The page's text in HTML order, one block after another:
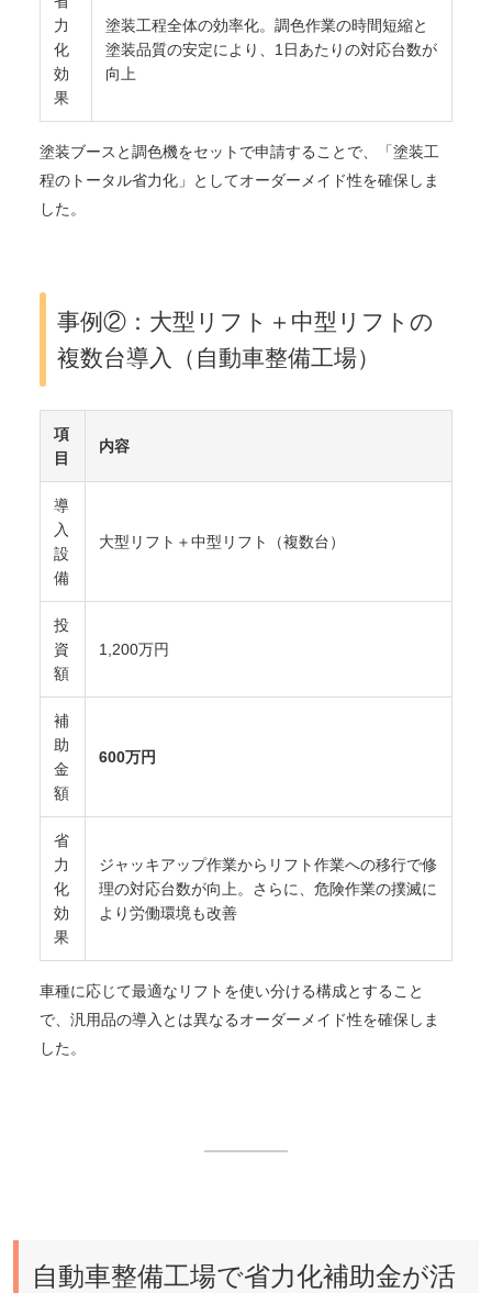
力
化
効
果
塗装工程全体の効率化。調色作業の時間短縮と
塗装品質の安定により、1日あたりの対応台数が
向上
塗装ブースと調色機をセットで申請することで、「塗装工
程のトータル省力化」としてオーダーメイド性を確保しま
した。
事例②：大型リフト＋中型リフトの
複数台導入（自動車整備工場）
項
目
内容
導
入
設
備
大型リフト＋中型リフト（複数台）
投
資
額
1,200万円
補
助
金
額
600万円
省
力
化
効
果
ジャッキアップ作業からリフト作業への移行で修
理の対応台数が向上。さらに、危険作業の撲滅に
より労働環境も改善
車種に応じて最適なリフトを使い分ける構成とすること
で、汎用品の導入とは異なるオーダーメイド性を確保しま
した。
自動車整備工場で省力化補助金が活